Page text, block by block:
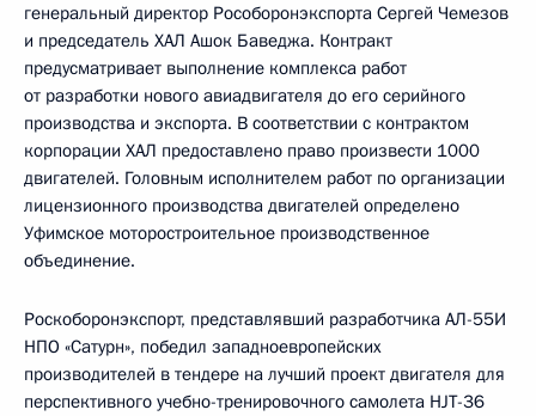
генеральный директор Рособоронэкспорта Сергей Чемезов
и председатель ХАЛ Ашок Баведжа. Контракт
предусматривает выполнение комплекса работ
от разработки нового авиадвигателя до его серийного
производства и экспорта. В соответствии с контрактом
корпорации ХАЛ предоставлено право произвести 1000
двигателей. Головным исполнителем работ по организации
лицензионного производства двигателей определено
Уфимское моторостроительное производственное
объединение.
Роскоборонэкспорт, представлявший разработчика АЛ-55И
НПО «Сатурн», победил западноевропейских
производителей в тендере на лучший проект двигателя для
перспективного учебно-тренировочного самолета HJT-36